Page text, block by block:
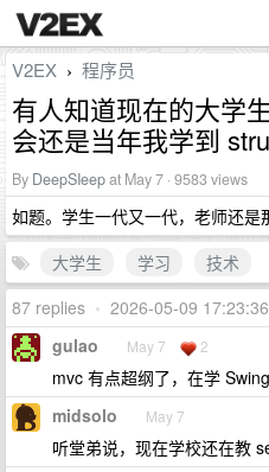
V2EX › 程序员
有人知道现在的大学
会还是当年我学到
By DeepSIeepat May 7 · 9583 views
如题。学生一代又一代，老师还是
大学生
学习
技术
87 replies • 2026-05-09
gulao May 7 2
mvc 有点超纲了，在学 Swing
midsolo May 7
听堂弟说，现在学校还在教